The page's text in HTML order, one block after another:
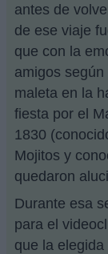
antes de
de ese viaje
que con la
amigos
maleta en la
fiesta por el
1830
Mojitos y
quedaron
Durante esa
para el
que la